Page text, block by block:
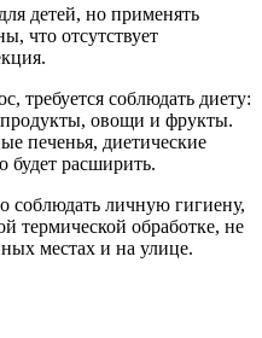
детей, но применять
что отсутствует
требуется соблюдать диету:
овощи и фрукты.
печенья, диетические
расширить.
соблюдать личную гигиену,
термической обработке, не
местах и на улице.